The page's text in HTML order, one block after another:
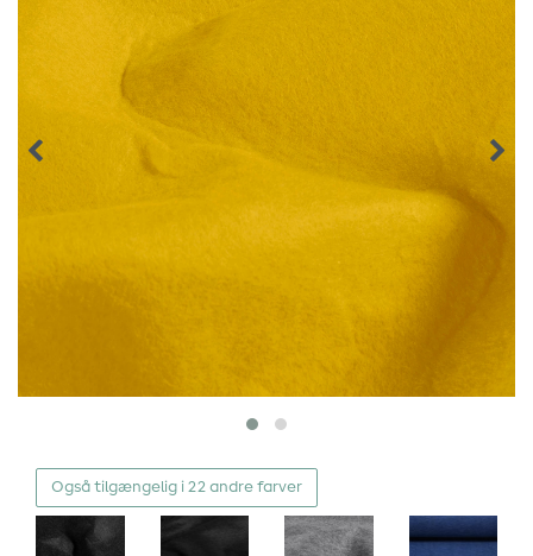
Også tilgængelig i 22 andre farver